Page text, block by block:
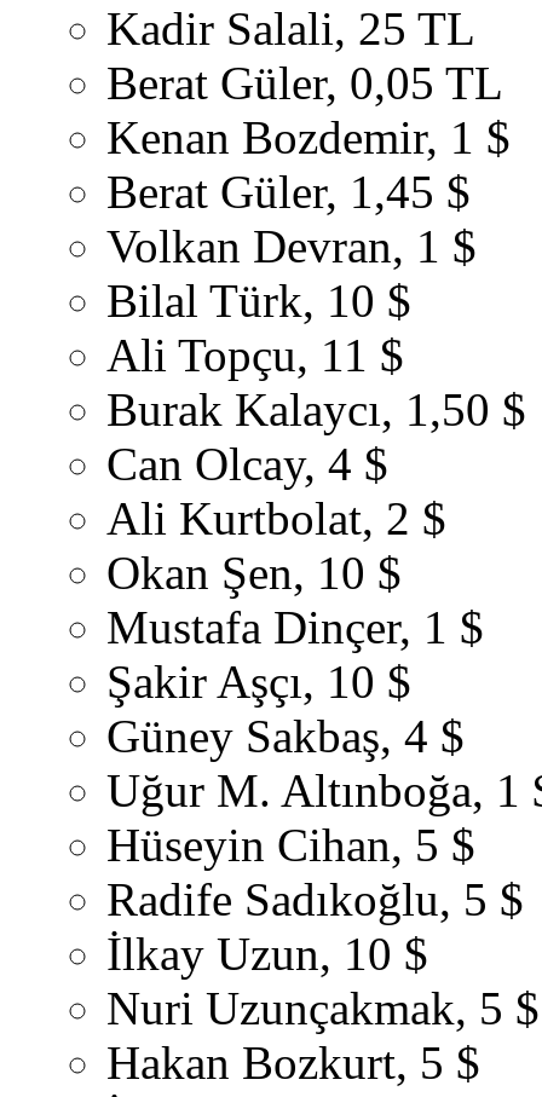
Kadir Salali, 25 TL
Berat Güler, 0,05 TL
Kenan Bozdemir, 1 $
Berat Güler, 1,45 $
Volkan Devran, 1 $
Bilal Türk, 10 $
Ali Topçu, 11 $
Burak Kalaycı, 1,50 $
Can Olcay, 4 $
Ali Kurtbolat, 2 $
Okan Şen, 10 $
Mustafa Dinçer, 1 $
Şakir Aşçı, 10 $
Güney Sakbaş, 4 $
Uğur M. Altınboğa, 1
Hüseyin Cihan, 5 $
Radife Sadıkoğlu, 5 $
İlkay Uzun, 10 $
Nuri Uzunçakmak, 5 $
Hakan Bozkurt, 5 $